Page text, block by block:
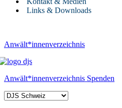
Links & Downloads
Anwält*innenverzeichnis
Anwält*innenverzeichnis Spenden